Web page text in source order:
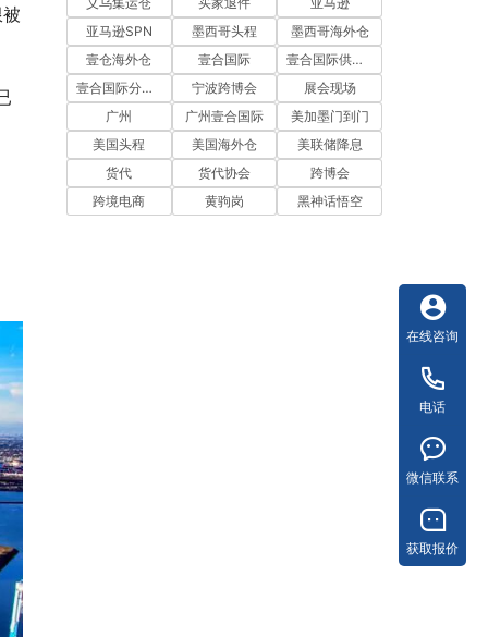
亚马逊SPN
墨西哥头程
墨西哥海外仓
壹仓海外仓
壹合国际
壹合国际供应链
壹合国际分公司开业
宁波跨博会
展会现场
广州
广州壹合国际
美加墨门到门
美国头程
美国海外仓
美联储降息
货代
货代协会
跨博会
跨境电商
黄驹岗 黑神话悟空
在线咨询
电话
微信联系
获取报价